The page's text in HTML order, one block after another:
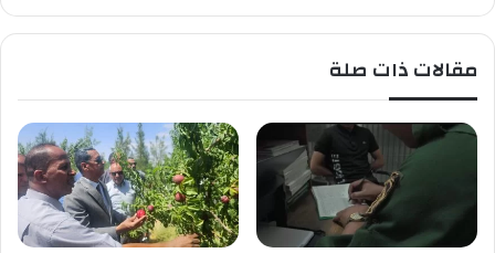
ا
"
ل
ع
د
ي
ت
ع
ن
س
مقالات ذات صلة